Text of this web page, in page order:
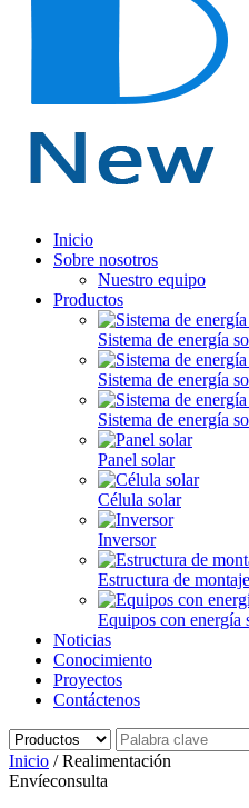
Inicio
Sobre nosotros
Nuestro equipo
Productos
Sistema de energía
Sistema de energía
Sistema de energía
Panel solar
Célula solar
Inversor
Estructura de montaje
Equipos con energía
Noticias
Conocimiento
Proyectos
Contáctenos
Inicio / Realimentación
Envíeconsulta